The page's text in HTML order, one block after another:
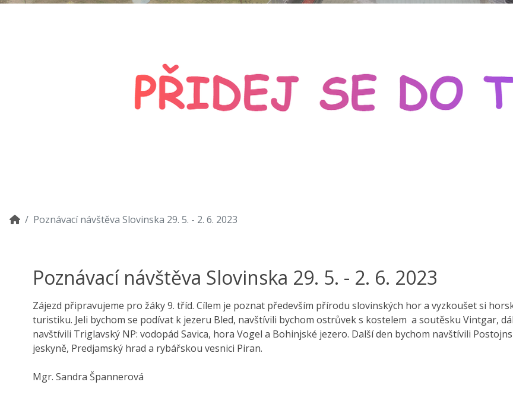
Poznávací návštěva Slovinska 29. 5. - 2. 6. 2023
Poznávací návštěva Slovinska 29. 5. - 2. 6. 2023
Zájezd připravujeme pro žáky 9. tříd. Cílem je poznat především přírodu slovinských hor a vyzkoušet si
turistiku. Jeli bychom se podívat k jezeru Bled, navštívili bychom ostrůvek s kostelem a soutěsku Vintgar,
navštívili Triglavský NP: vodopád Savica, hora Vogel a Bohinjské jezero. Další den bychom navštívili
jeskyně, Predjamský hrad a rybářskou vesnici Piran.
Mgr. Sandra Špannerová